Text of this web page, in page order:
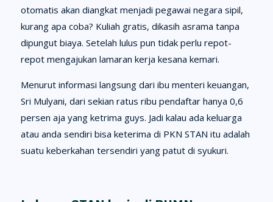
otomatis akan diangkat menjadi pegawai negara sipil,
kurang apa coba? Kuliah gratis, dikasih asrama tanpa
dipungut biaya. Setelah lulus pun tidak perlu repot-
repot mengajukan lamaran kerja kesana kemari.
Menurut informasi langsung dari ibu menteri keuangan,
Sri Mulyani, dari sekian ratus ribu pendaftar hanya 0,6
persen aja yang ketrima guys. Jadi kalau ada keluarga
atau anda sendiri bisa keterima di PKN STAN itu adalah
suatu keberkahan tersendiri yang patut di syukuri.